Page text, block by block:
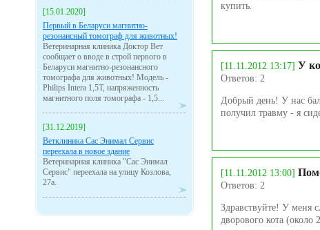
[15.01.2020]
Первый в Беларуси магнитно-
резонансный томограф для животных!
Ветеринарная клиника Доктор Вет
сообщает о вводе в строй первого в
Беларуси магнитно-резонансного
томографа для животных! Модель -
Philips Intera 1,5Т, напряженность
магнитного поля томографа - 1,5...
[31.12.2019]
Ветклиника Сас Энимал Сервис
переехала в новое здание
Ветеринарная клиника "Сас Энимал
Сервис" переехала на улицу Козлова,
27а.
купить.
[11.11.2012 13:17] У
Ответов: 2
Добрый день! У нас
получил травму - я
[11.11.2012 13:00]
Ответов: 2
Здравствуйте! У меня
дворового кота